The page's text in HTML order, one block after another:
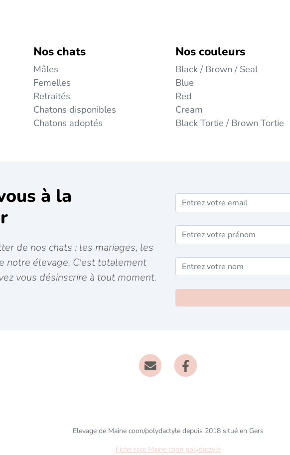
Nos chats
Mâles
Femelles
Retraités
Chatons disponibles
Chatons adoptés
Nos couleurs
Black / Brown / Seal
Blue
Red
Cream
Black Tortie / Brown Tortie
à la
de nos chats : les mariages, les
notre élevage. C'est totalement
vous désinscrire à tout moment.
Elevage de Maine coon/polydactyle depuis 2018 situé en Gers
Fiche race Maine coon polydactyle